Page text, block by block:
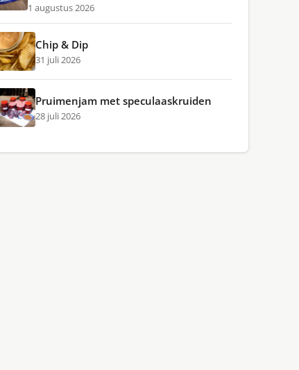
1 augustus 2026
Chip & Dip
31 juli 2026
Pruimenjam met speculaaskruiden
28 juli 2026